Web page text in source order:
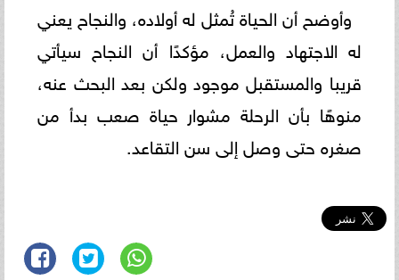
وأوضح أن الحياة تُمثل له أولاده، والنجاح يعني
له الاجتهاد والعمل، مؤكدًا أن النجاح سيأتي
قريبا والمستقبل موجود ولكن بعد البحث عنه،
منوهًا بأن الرحلة مشوار حياة صعب بدأ من
صغره حتى وصل إلى سن التقاعد.